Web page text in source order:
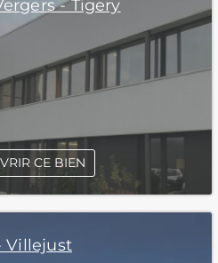
- Tigery
CE BIEN
Villejust